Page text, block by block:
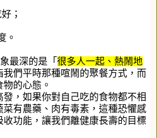
；
。
最深的是「 很多人一起、熱鬧地
我們平時那種喧鬧的聚餐方式，而
的心態。
，如果你對自己吃的食物都不相
有農藥、肉有毒素，這種恐懼感
功能，讓我們離健康長壽的目標